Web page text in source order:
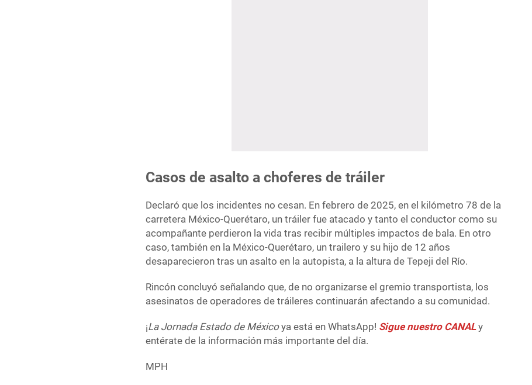
Casos de asalto a choferes de tráiler
Declaró que los incidentes no cesan. En febrero de 2025, en el kilómetro 78 de la
carretera México-Querétaro, un tráiler fue atacado y tanto el conductor como su
acompañante perdieron la vida tras recibir múltiples impactos de bala. En otro
caso, también en la México-Querétaro, un trailero y su hijo de 12 años
desaparecieron tras un asalto en la autopista, a la altura de Tepeji del Río.
Rincón concluyó señalando que, de no organizarse el gremio transportista, los
asesinatos de operadores de tráileres continuarán afectando a su comunidad.
¡La Jornada Estado de Méxicoya está en WhatsApp! Sigue nuestro CANALy
entérate de la información más importante del día.
MPH